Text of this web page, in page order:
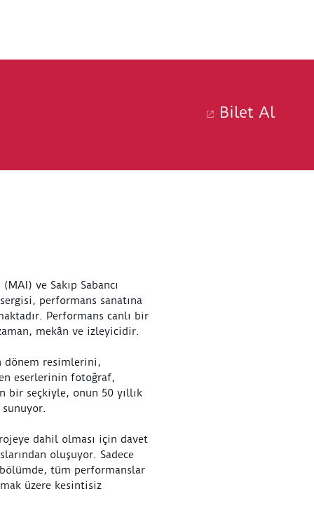
Bilet Al
ve Sakıp Sabancı
performans sanatına
Performans canlı bir
mekân ve izleyicidir.
dönem resimlerini,
eserlerinin fotoğraf,
bir seçkiyle, onun 50 yıllık
dahil olması için davet
oluşuyor. Sadece
tüm performanslar
üzere kesintisiz